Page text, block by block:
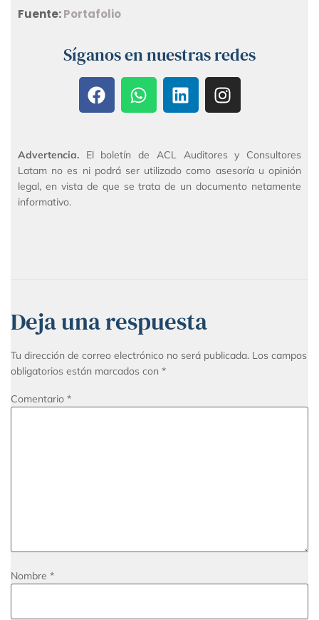
Fuente:Portafolio
Síganos en nuestras redes
Advertencia. El boletín de ACL Auditores y Consultores
Latam no es ni podrá ser utilizado como asesoría u opinión
legal, en vista de que se trata de un documento netamente
informativo.
Deja una respuesta
Tu dirección de correo electrónico no será publicada. Los campos
obligatorios están marcados con *
Comentario *
Nombre *